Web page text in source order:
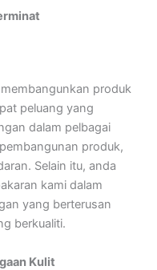
produk
peluang yang
dalam pelbagai
produk,
Selain itu, anda
kami dalam
yang berterusan
berkualiti.
Kulit